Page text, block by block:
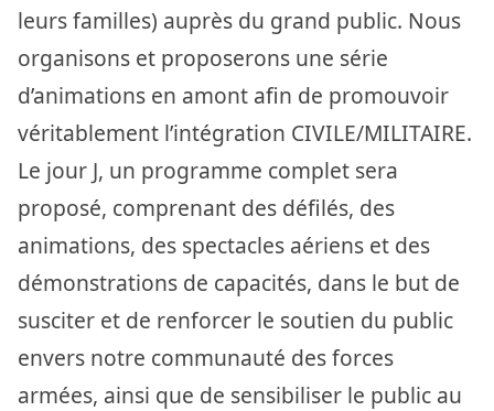
leurs familles) auprès du grand public. Nous
organisons et proposerons une série
d’animations en amont afin de promouvoir
véritablement l’intégration CIVILE/MILITAIRE.
Le jour J, un programme complet sera
proposé, comprenant des défilés, des
animations, des spectacles aériens et des
démonstrations de capacités, dans le but de
susciter et de renforcer le soutien du public
envers notre communauté des forces
armées, ainsi que de sensibiliser le public au